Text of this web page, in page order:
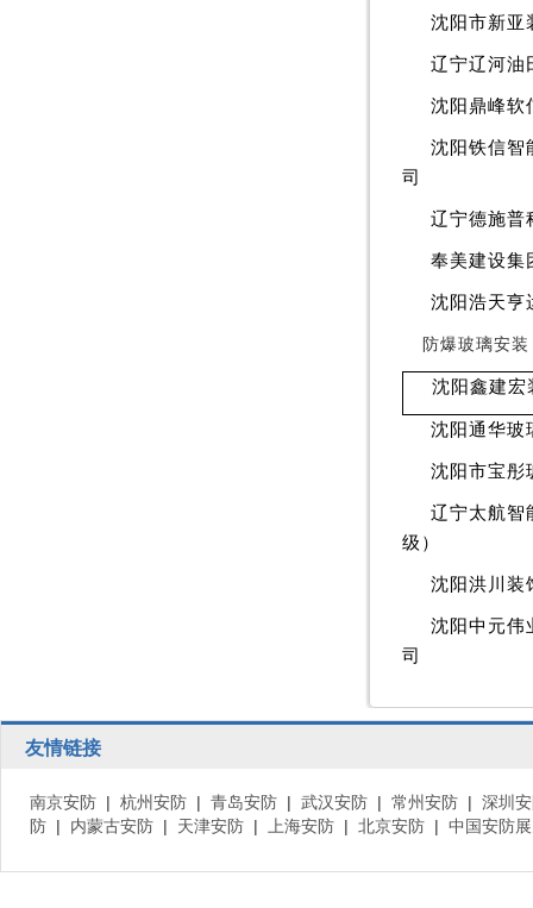
沈阳市新亚
辽宁辽河油
沈阳鼎峰软
沈阳铁信智
司
辽宁德施普
奉美建设集
沈阳浩天亨
防爆玻璃安装
沈阳鑫建宏
沈阳通华玻
沈阳市宝彤
辽宁太航智
级）
沈阳洪川装
沈阳中元伟
司
友情链接
南京安防 | 杭州安防 | 青岛安防 | 武汉安防 | 常州安防 | 深圳
防 | 内蒙古安防 | 天津安防 | 上海安防 | 北京安防 | 中国安防